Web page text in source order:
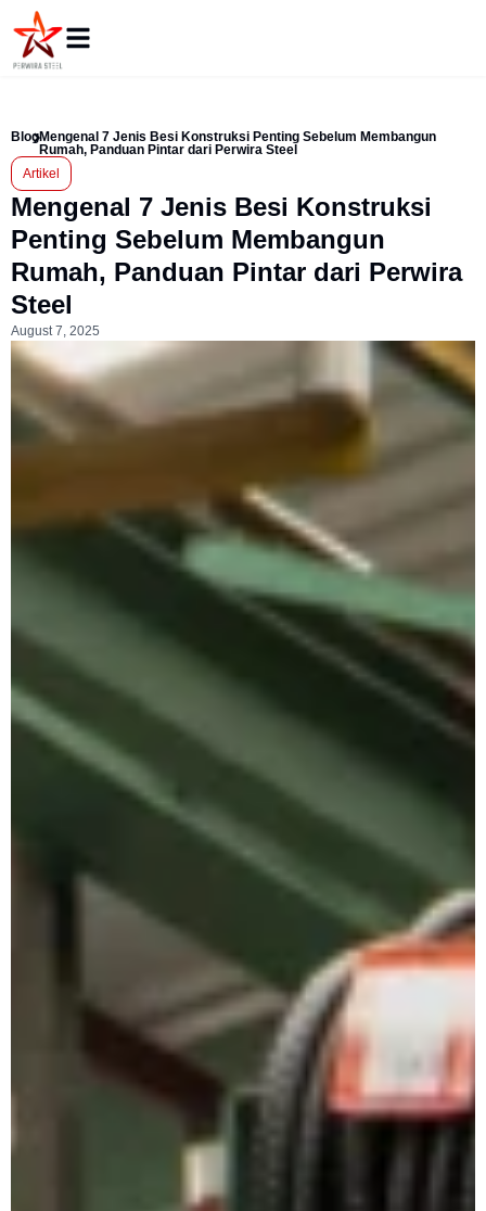
BlogMengenal 7 Jenis Besi Konstruksi Penting Sebelum Membangun
Rumah, Panduan Pintar dari Perwira Steel
Artikel
Mengenal 7 Jenis Besi Konstruksi
Penting Sebelum Membangun
Rumah, Panduan Pintar dari Perwira
Steel
August 7, 2025